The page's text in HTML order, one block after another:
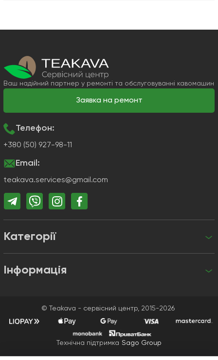
Ваш надійний партнер у ремонті та обслуговуванні кавомашин
Заявка на ремонт
Категорії
Інформація
Телефон:
+380 (50) 927-98-11
Email:
teakava.services@gmail.com
© Teakava - сервісний центр, 2015-2026
Технічна підтримка Sago Group
teakava.services@gmail.com